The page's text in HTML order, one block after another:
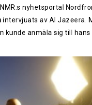
nyhetsportal
intervjuats av Al Jazeera.
kunde anmäla sig till